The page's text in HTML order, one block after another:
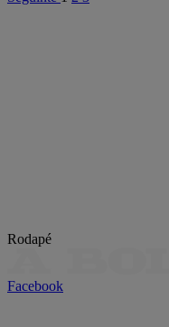
Rodapé
Facebook